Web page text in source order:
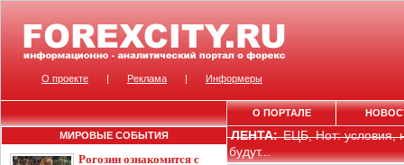
МИРОВЫЕ СОБЫТИЯ
Рогозин ознакомится с
ЛЕНТА:ЕЦБ, Нот: условия,
будут...
О проекте | Реклама | Информеры
О ПОРТАЛЕ